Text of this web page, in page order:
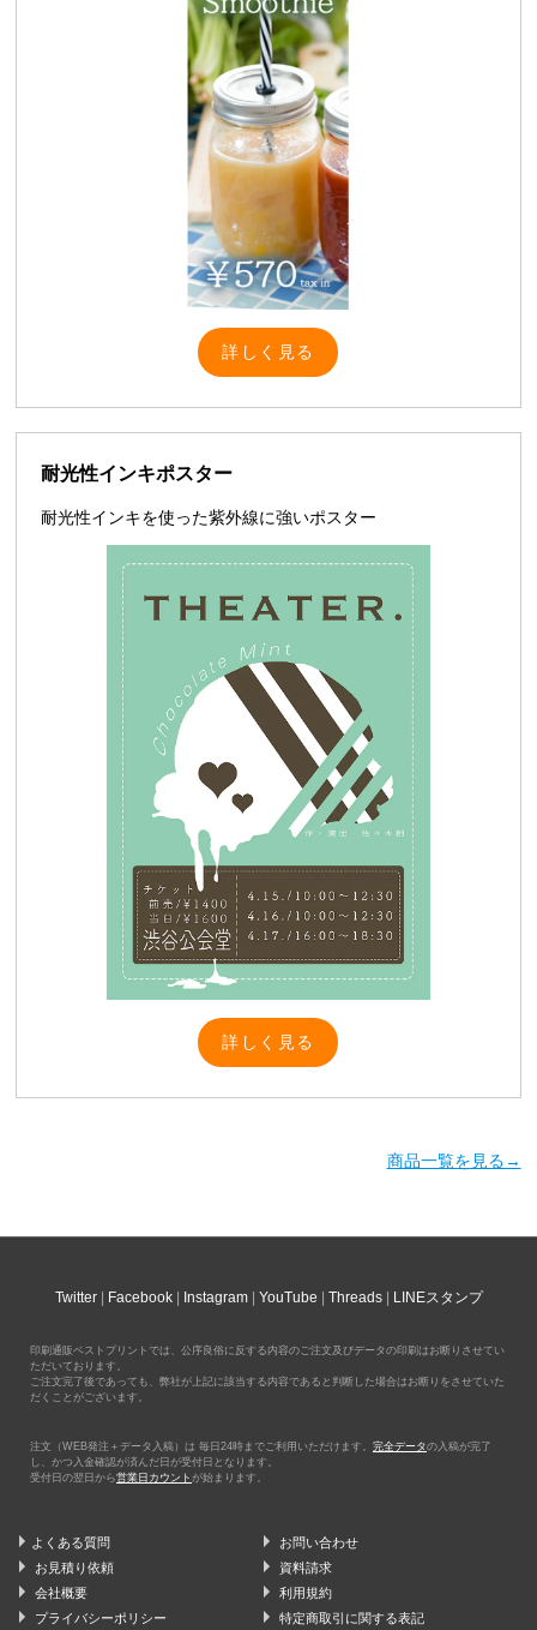
詳しく見る
耐光性インキポスター
耐光性インキを使った紫外線に強いポスター
詳しく見る
商品一覧を見る→
Twitter Facebook Instagram YouTube Threads LINEスタンプ
印刷通販ベストプリントでは、公序良俗に反する内容のご注文及びデータの印刷はお断りさせてい
ただいております。
ご注文完了後であっても、弊社が上記に該当する内容であると判断した場合はお断りをさせていた
だくことがございます。
注文（WEB発注＋データ入稿）は 毎日24時までご利用いただけます。 完全データの入稿が完了
し、かつ入金確認が済んだ日が受付日となります。
受付日の翌日から営業日カウント が始まります。
よくある質問
お問い合わせ
お見積り依頼
資料請求
会社概要
利用規約
プライバシーポリシー
特定商取引に関する表記